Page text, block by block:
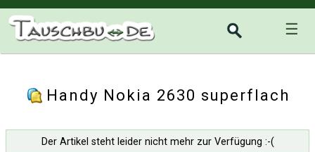
☰
Handy Nokia 2630 superflach
Der Artikel steht leider nicht mehr zur Verfügung :-(